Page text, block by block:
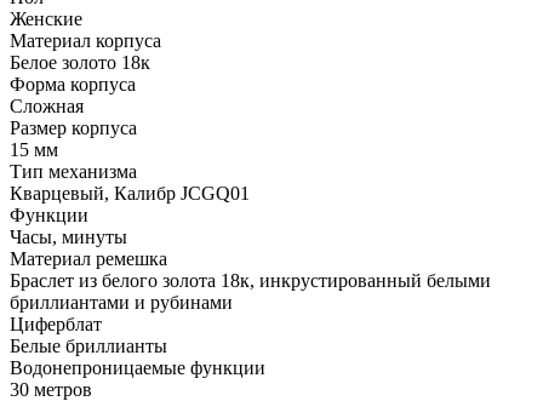
Женские
Материал корпуса
Белое золото 18к
Форма корпуса
Сложная
Размер корпуса
15 мм
Тип механизма
Кварцевый, Калибр JCGQ01
Функции
Часы, минуты
Материал ремешка
Браслет из белого золота 18к, инкрустированный белыми
бриллиантами и рубинами
Циферблат
Белые бриллианты
Водонепроницаемые функции
30 метров